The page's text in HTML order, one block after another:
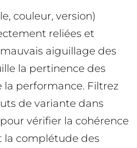
couleur, version)
reliées et
aiguillage des
la pertinence des
la performance. Filtrez
de variante dans
vérifier la cohérence
la complétude des